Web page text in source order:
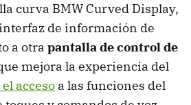
curva BMW Curved Display,
de información de
a otra pantalla de control de
mejora la experiencia del
acceso a las funciones del